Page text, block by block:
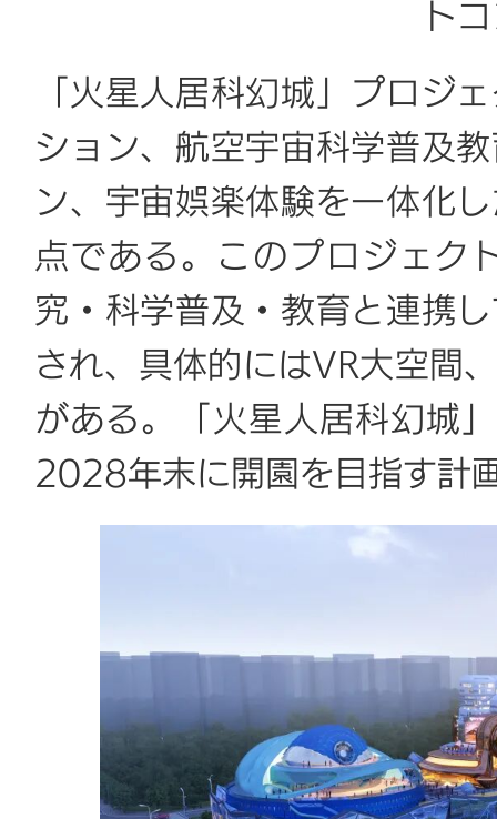
ト
「火星人居科幻城」プロジ
ション、航空宇宙科学普及
ン、宇宙娯楽体験を一体化
点である。このプロジェク
究・科学普及・教育と連携
され、具体的にはVR大空間
がある。「火星人居科幻城
2028年末に開園を目指す計